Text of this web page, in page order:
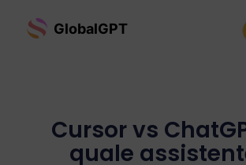
GlobalGPT
Cursor vs
quale